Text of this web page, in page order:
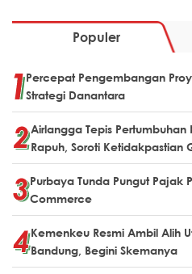
Populer
Percepat Pengembangan
Strategi Danantara
Airlangga Tepis Pertumbuhan
Rapuh, Soroti Ketidakpastian
Purbaya Tunda Pungut Pajak
Commerce
Kemenkeu Resmi Ambil Alih
Bandung, Begini Skemanya